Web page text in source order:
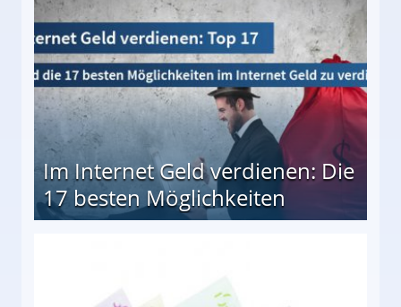
Im Internet Geld verdienen: Die
17 besten Möglichkeiten